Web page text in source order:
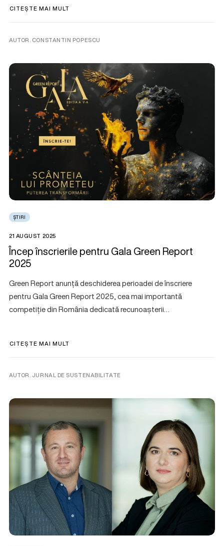
CITEȘTE MAI MULT
AUTOR. CONSTANTIN POPESCU
ȘTIRI
21 AUGUST 2025
Încep înscrierile pentru Gala Green Report
2025
Green Report anunță deschiderea perioadei de înscriere
pentru Gala Green Report 2025, cea mai importantă
competiție din România dedicată recunoașterii…
CITEȘTE MAI MULT
AUTOR. JURNAL DE SUSTENABILITATE